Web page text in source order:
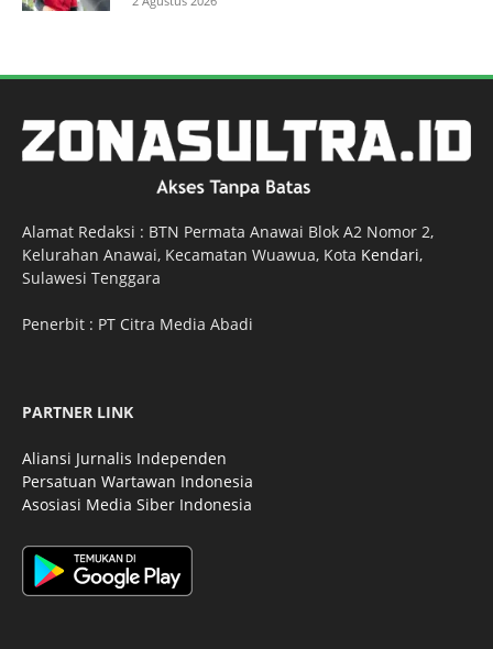
Alamat Redaksi : BTN Permata Anawai Blok A2 Nomor 2,
Kelurahan Anawai, Kecamatan Wuawua, Kota Kendari,
Sulawesi Tenggara
Penerbit : PT Citra Media Abadi
PARTNER LINK
Aliansi Jurnalis Independen
Persatuan Wartawan Indonesia
Asosiasi Media Siber Indonesia